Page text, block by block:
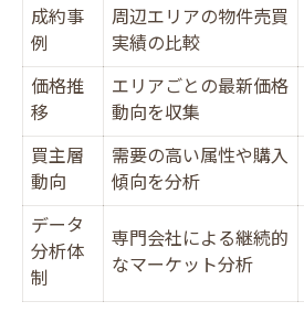
成約事
例
周辺エリアの物件売買
実績の比較
価格推
移
エリアごとの最新価格
動向を収集
買主層
動向
需要の高い属性や購入
傾向を分析
データ
分析体
制
専門会社による継続的
なマーケット分析